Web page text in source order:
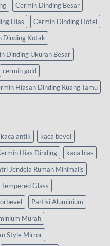
Cermin Dinding Besar
Hias
Cermin Dinding Hotel
Dinding Kotak
Dinding Ukuran Besar
cermin gold
Hiasan Dinding Ruang Tamu
kaca antik
kaca bevel
Hias Dinding
kaca hias
Jendela Rumah Minimalis
Glass
Partisi Aluminium
Murah
Style Mirror